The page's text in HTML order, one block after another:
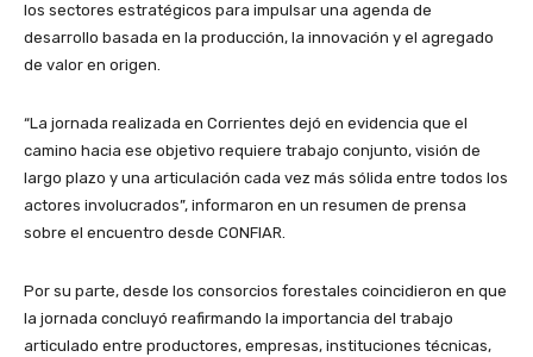
los sectores estratégicos para impulsar una agenda de
desarrollo basada en la producción, la innovación y el agregado
de valor en origen.
“La jornada realizada en Corrientes dejó en evidencia que el
camino hacia ese objetivo requiere trabajo conjunto, visión de
largo plazo y una articulación cada vez más sólida entre todos los
actores involucrados”, informaron en un resumen de prensa
sobre el encuentro desde CONFIAR.
Por su parte, desde los consorcios forestales coincidieron en que
la jornada concluyó reafirmando la importancia del trabajo
articulado entre productores, empresas, instituciones técnicas,